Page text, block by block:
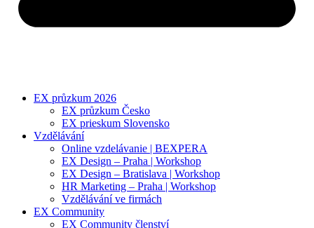
EX průzkum 2026
EX průzkum Česko
EX prieskum Slovensko
Vzdělávání
Online vzdelávanie | BEXPERA
EX Design – Praha | Workshop
EX Design – Bratislava | Workshop
HR Marketing – Praha | Workshop
Vzdělávání ve firmách
EX Community
EX Community členství